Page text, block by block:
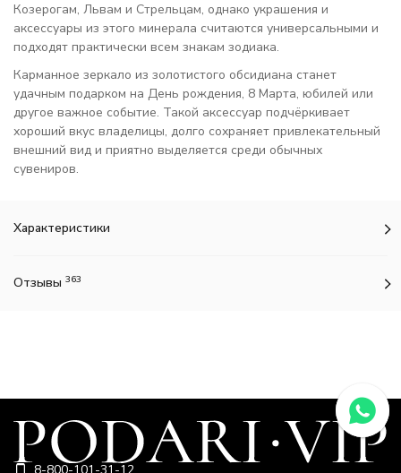
Козерогам, Львам и Стрельцам, однако украшения и
аксессуары из этого минерала считаются универсальными и
подходят практически всем знакам зодиака.
Карманное зеркало из золотистого обсидиана станет
удачным подарком на День рождения, 8 Марта, юбилей или
другое важное событие. Такой аксессуар подчёркивает
хороший вкус владелицы, долго сохраняет привлекательный
внешний вид и приятно выделяется среди обычных
сувениров.
Характеристики
Отзывы 363